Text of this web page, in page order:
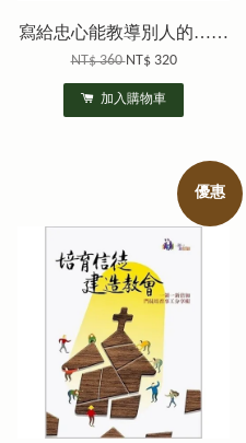
寫給忠心能教導別人的……
NT$ 360NT$ 320
加入購物車
優惠